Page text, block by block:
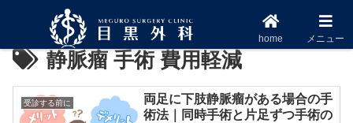
静脈瘤 手術 費用軽減
受診する前に
両足に下肢静脈瘤がある場合の手
術法｜同時手術と片足ずつ手術の
home メニュー